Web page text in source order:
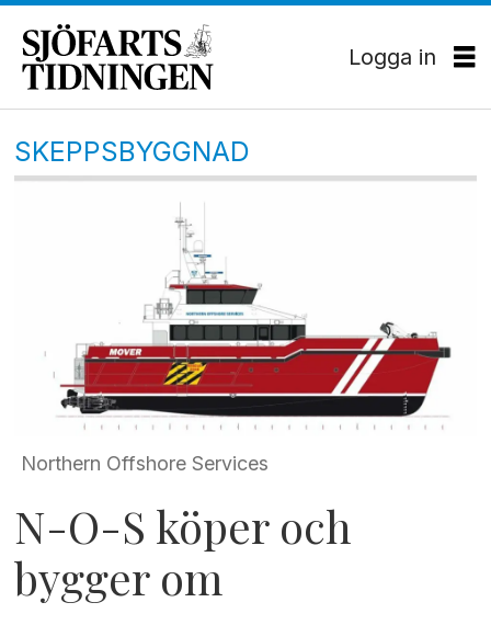
Logga in
SKEPPSBYGGNAD
Northern Offshore Services
N-O-S köper och
bygger om